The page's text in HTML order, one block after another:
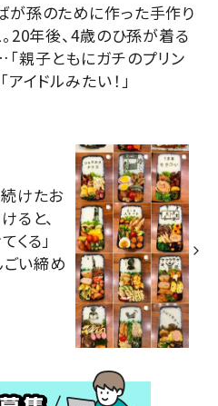
が孫のために作った手作り
。20年後、4歳のひ孫が着る
親子ともにガチのプリン
アイドルみたい！」
けたお
ると、
くる」
ごい締め